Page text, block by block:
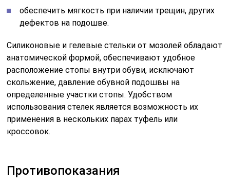
обеспечить мягкость при наличии трещин, других
дефектов на подошве.
Силиконовые и гелевые стельки от мозолей обладают
анатомической формой, обеспечивают удобное
расположение стопы внутри обуви, исключают
скольжение, давление обувной подошвы на
определенные участки стопы. Удобством
использования стелек является возможность их
применения в нескольких парах туфель или
кроссовок.
Противопоказания